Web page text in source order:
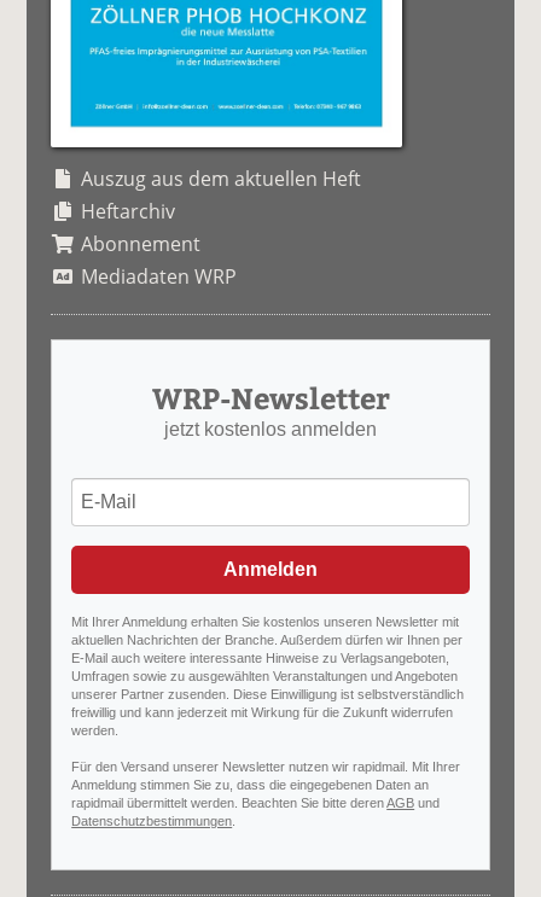
Auszug aus dem aktuellen Heft
Heftarchiv
Abonnement
Mediadaten WRP
WRP-Newsletter
jetzt kostenlos anmelden
Anmelden
Mit Ihrer Anmeldung erhalten Sie kostenlos unseren Newsletter mit
aktuellen Nachrichten der Branche. Außerdem dürfen wir Ihnen per
E-Mail auch weitere interessante Hinweise zu Verlagsangeboten,
Umfragen sowie zu ausgewählten Veranstaltungen und Angeboten
unserer Partner zusenden. Diese Einwilligung ist selbstverständlich
freiwillig und kann jederzeit mit Wirkung für die Zukunft widerrufen
werden.
Für den Versand unserer Newsletter nutzen wir rapidmail. Mit Ihrer
Anmeldung stimmen Sie zu, dass die eingegebenen Daten an
rapidmail übermittelt werden. Beachten Sie bitte derenAGB und
Datenschutzbestimmungen